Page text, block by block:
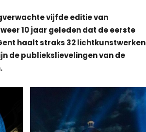
vijfde editie van
10 jaar geleden dat de eerste
haalt straks 32 lichtkunstwerken
de publiekslievelingen van de